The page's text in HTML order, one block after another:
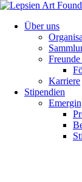
Über uns
Karriere
Stipendien